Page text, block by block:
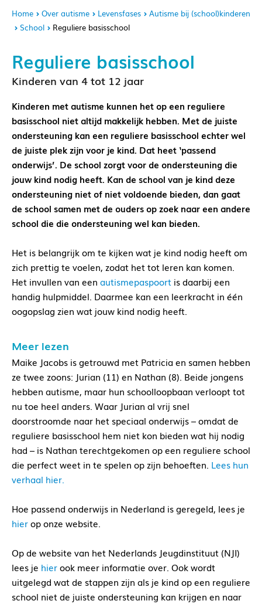
Home Over autisme Levensfases
Autisme bij (school)kinderen
School
Reguliere basisschool
Reguliere basisschool
Kinderen van 4 tot 12 jaar
Kinderen met autisme kunnen het op een reguliere
basisschool niet altijd makkelijk hebben. Met de juiste
ondersteuning kan een reguliere basisschool echter wel
de juiste plek zijn voor je kind. Dat heet ‘passend
onderwijs’. De school zorgt voor de ondersteuning die
jouw kind nodig heeft. Kan de school van je kind deze
ondersteuning niet of niet voldoende bieden, dan gaat
de school samen met de ouders op zoek naar een andere
school die die ondersteuning wel kan bieden.
Het is belangrijk om te kijken wat je kind nodig heeft om
zich prettig te voelen, zodat het tot leren kan komen.
Het invullen van een autismepaspoort is daarbij een
handig hulpmiddel. Daarmee kan een leerkracht in één
oogopslag zien wat jouw kind nodig heeft.
Meer lezen
Maike Jacobs is getrouwd met Patricia en samen hebben
ze twee zoons: Jurian (11) en Nathan (8). Beide jongens
hebben autisme, maar hun schoolloopbaan verloopt tot
nu toe heel anders. Waar Jurian al vrij snel
doorstroomde naar het speciaal onderwijs – omdat de
reguliere basisschool hem niet kon bieden wat hij nodig
had – is Nathan terechtgekomen op een reguliere school
die perfect weet in te spelen op zijn behoeften. Lees hun
verhaal hier.
Hoe passend onderwijs in Nederland is geregeld, lees je
hierop onze website.
Op de website van het Nederlands Jeugdinstituut (NJI)
lees je hierook meer informatie over. Ook wordt
uitgelegd wat de stappen zijn als je kind op een reguliere
school niet de juiste ondersteuning kan krijgen en naar